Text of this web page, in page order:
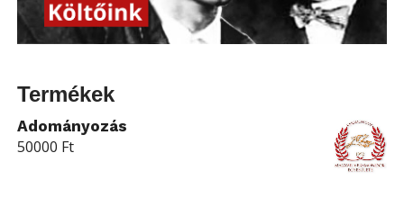
Termékek
Adományozás
50000 Ft